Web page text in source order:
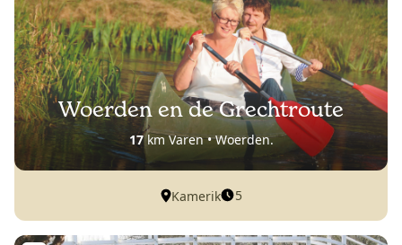
Woerden en de Grechtroute
17km Varen • Woerden.
Kamerik 5